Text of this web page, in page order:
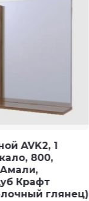
AVK2, 1
800,
Крафт
глянец)